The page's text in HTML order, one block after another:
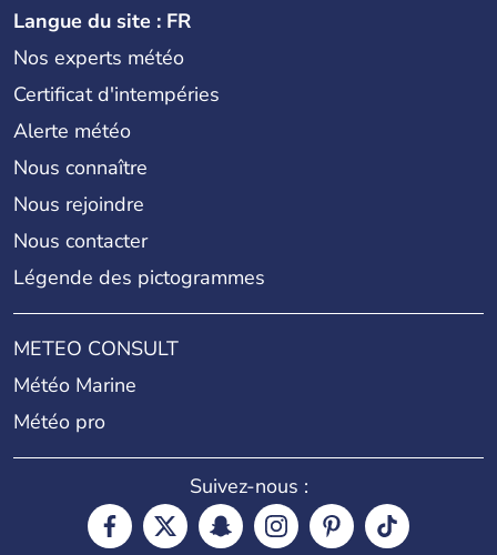
Langue du site : FR
Nos experts météo
Certificat d'intempéries
Alerte météo
Nous connaître
Nous rejoindre
Nous contacter
Légende des pictogrammes
METEO CONSULT
Météo Marine
Météo pro
Suivez-nous :